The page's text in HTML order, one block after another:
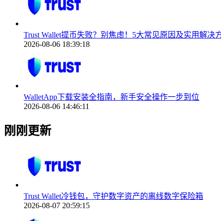
Trust Wallet提币失败？别焦虑！5大常见原因及实用解决
2026-08-06 18:39:18
WalletApp下载安装全指南，新手安全操作一步到位
2026-08-06 14:46:11
刚刚更新
Trust Wallet冷钱包，守护数字资产的离线数字保险箱
2026-08-07 20:59:15